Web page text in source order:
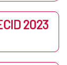
2023